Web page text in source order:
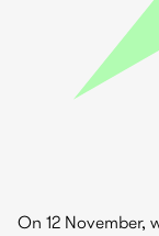
On 12 November,